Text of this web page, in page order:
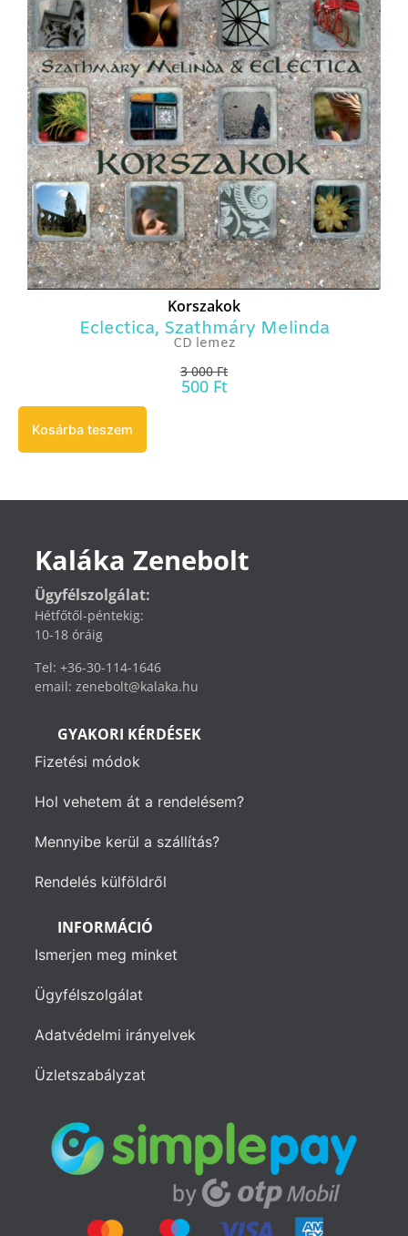
Korszakok
Eclectica, Szathmáry Melinda
CD lemez
3 000Ft
500 Ft
Kosárba teszem
Kaláka Zenebolt
Ügyfélszolgálat:
Hétfőtől-péntekig:
10-18 óráig
Tel: +36-30-114-1646
email: zenebolt@kalaka.hu
GYAKORI KÉRDÉSEK
Fizetési módok
Hol vehetem át a rendelésem?
Mennyibe kerül a szállítás?
Rendelés külföldről
INFORMÁCIÓ
Ismerjen meg minket
Ügyfélszolgálat
Adatvédelmi irányelvek
Üzletszabályzat